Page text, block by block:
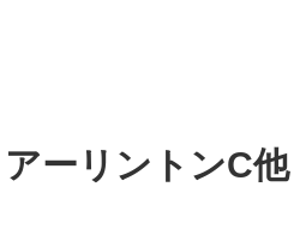
ーリントンC他